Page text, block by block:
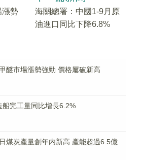
漲勢
海關總署：中國1-9月原
油進口同比下降6.8%
醚市場漲勢強勁 價格屢破新高
船完工量同比增長6.2%
煤炭產量創年内新高 產能超過6.5億